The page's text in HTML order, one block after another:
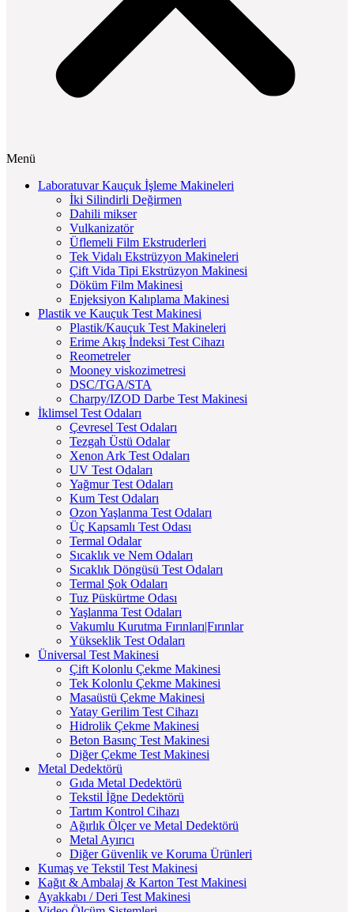
Menü
Laboratuvar Kauçuk İşleme Makineleri
İki Silindirli Değirmen
Dahili mikser
Vulkanizatör
Üflemeli Film Ekstruderleri
Tek Vidalı Ekstrüzyon Makineleri
Çift Vida Tipi Ekstrüzyon Makinesi
Döküm Film Makinesi
Enjeksiyon Kalıplama Makinesi
Plastik ve Kauçuk Test Makinesi
Plastik/Kauçuk Test Makineleri
Erime Akış İndeksi Test Cihazı
Reometreler
Mooney viskozimetresi
DSC/TGA/STA
Charpy/IZOD Darbe Test Makinesi
İklimsel Test Odaları
Çevresel Test Odaları
Tezgah Üstü Odalar
Xenon Ark Test Odaları
UV Test Odaları
Yağmur Test Odaları
Kum Test Odaları
Ozon Yaşlanma Test Odaları
Üç Kapsamlı Test Odası
Termal Odalar
Sıcaklık ve Nem Odaları
Sıcaklık Döngüsü Test Odaları
Termal Şok Odaları
Tuz Püskürtme Odası
Yaşlanma Test Odaları
Vakumlu Kurutma Fırınları|Fırınlar
Yükseklik Test Odaları
Üniversal Test Makinesi
Çift Kolonlu Çekme Makinesi
Tek Kolonlu Çekme Makinesi
Masaüstü Çekme Makinesi
Yatay Gerilim Test Cihazı
Hidrolik Çekme Makinesi
Beton Basınç Test Makinesi
Diğer Çekme Test Makinesi
Metal Dedektörü
Gıda Metal Dedektörü
Tekstil İğne Dedektörü
Tartım Kontrol Cihazı
Ağırlık Ölçer ve Metal Dedektörü
Metal Ayırıcı
Diğer Güvenlik ve Koruma Ürünleri
Kumaş ve Tekstil Test Makinesi
Kağıt & Ambalaj & Karton Test Makinesi
Ayakkabı / Deri Test Makinesi